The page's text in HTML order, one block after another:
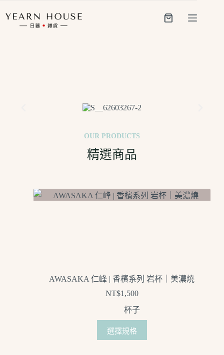
OUR PRODUCTS
精選商品
AWASAKA 仁峰 | 香檳系列 岩杯｜美濃燒
NT$1,500
杯子
選擇規格